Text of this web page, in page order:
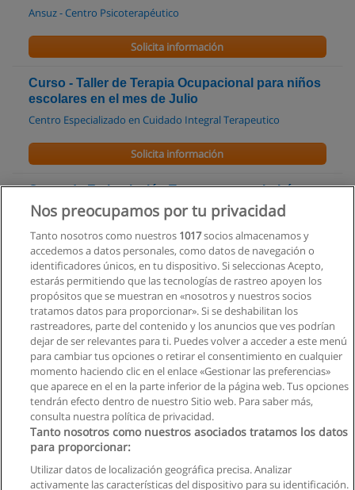
Ansuz - Centro Psicoterapéutico
Solicita información
Curso - Taller de Terapia Ocupacional para niños
escolares en el mes de Julio
Centro Especializado en Cuidado Integral Terapeutico
Solicita información
Curso de Estimulación Temprana para bebés
hasta los 36 meses
Solicita información
Curso - Tecer Seminario Trastornos más
frecuentes del Habla y del Lenguaje en niños
Centro Especializado en Cuidado Integral Terapeutico
Solicita información
Nos preocupamos por tu privacidad
Tanto nosotros como nuestros 1017socios almacenamos y
accedemos a datos personales, como datos de navegación o
identificadores únicos, en tu dispositivo. Si seleccionas Acepto,
estarás permitiendo que las tecnologías de rastreo apoyen los
propósitos que se muestran en «nosotros y nuestros socios
tratamos datos para proporcionar». Si se deshabilitan los
rastreadores, parte del contenido y los anuncios que ves podrían
dejar de ser relevantes para ti. Puedes volver a acceder a este menú
para cambiar tus opciones o retirar el consentimiento en cualquier
momento haciendo clic en el enlace «Gestionar las preferencias»
que aparece en el en la parte inferior de la página web. Tus opciones
tendrán efecto dentro de nuestro Sitio web. Para saber más,
consulta nuestra política de privacidad.
Tanto nosotros como nuestros asociados tratamos los datos
para proporcionar:
Utilizar datos de localización geográfica precisa. Analizar
activamente las características del dispositivo para su identificación.